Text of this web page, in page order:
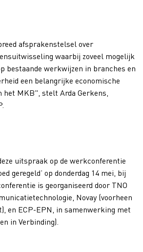
afsprakenstelsel over
waarbij zoveel mogelijk
bestaande werkwijzen in branches en
een belangrijke economische
het MKB", stelt Arda Gerkens,
uitspraak op de werkconferentie
geregeld’ op donderdag 14 mei, bij
is georganiseerd door TNO
Novay (voorheen
en ECP-EPN, in samenwerking met
in Verbinding).